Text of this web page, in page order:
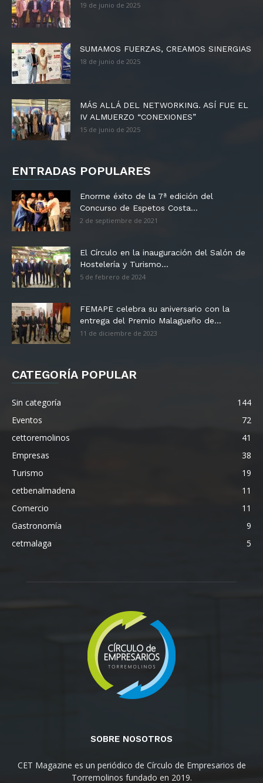
19 de junio de 2025
SUMAMOS FUERZAS, CREAMOS SINERGIAS
18 de junio de 2025
MÁS ALLÁ DEL NETWORKING. ASÍ FUE EL
IV ALMUERZO “CONEXIONES”
15 de junio de 2025
ENTRADAS POPULARES
Enorme éxito de la 7ª edición del
Concurso de Espetos Costa...
2 de septiembre de 2021
El Círculo en la inauguración del Salón de
Hostelería y Turismo...
5 de febrero de 2024
FEMAPE celebra su aniversario con la
entrega del Premio Malagueño de...
11 de diciembre de 2023
CATEGORÍA POPULAR
Sin categoría
144
Eventos
72
cettoremolinos
41
Empresas
38
Turismo
19
cetbenalmadena
11
Comercio
11
Gastronomía
9
cetmalaga
5
SOBRE NOSOTROS
CET Magazine es un periódico de Círculo de Empresarios de
Torremolinos fundado en 2019.